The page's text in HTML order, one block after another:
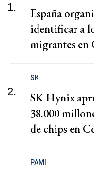
1.
España
identificar a
migrantes en
2.
SK
SK Hynix
38.000
de chips en
PAMI